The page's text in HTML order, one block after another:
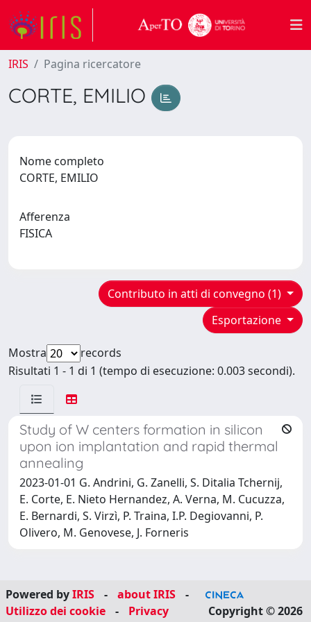
IRIS Pagina ricercatore
CORTE, EMILIO
Nome completo
CORTE, EMILIO
Afferenza
FISICA
Contributo in atti di convegno (1)
Esportazione
Mostra
records
Risultati 1 - 1 di 1 (tempo di esecuzione: 0.003 secondi).
Study of W centers formation in silicon
upon ion implantation and rapid thermal
annealing
2023-01-01 G. Andrini, G. Zanelli, S. Ditalia Tchernij,
E. Corte, E. Nieto Hernandez, A. Verna, M. Cucuzza,
E. Bernardi, S. Virzì, P. Traina, I.P. Degiovanni, P.
Olivero, M. Genovese, J. Forneris
Powered byIRIS - about IRIS
-
Utilizzo dei cookie
- Privacy Copyright © 2026